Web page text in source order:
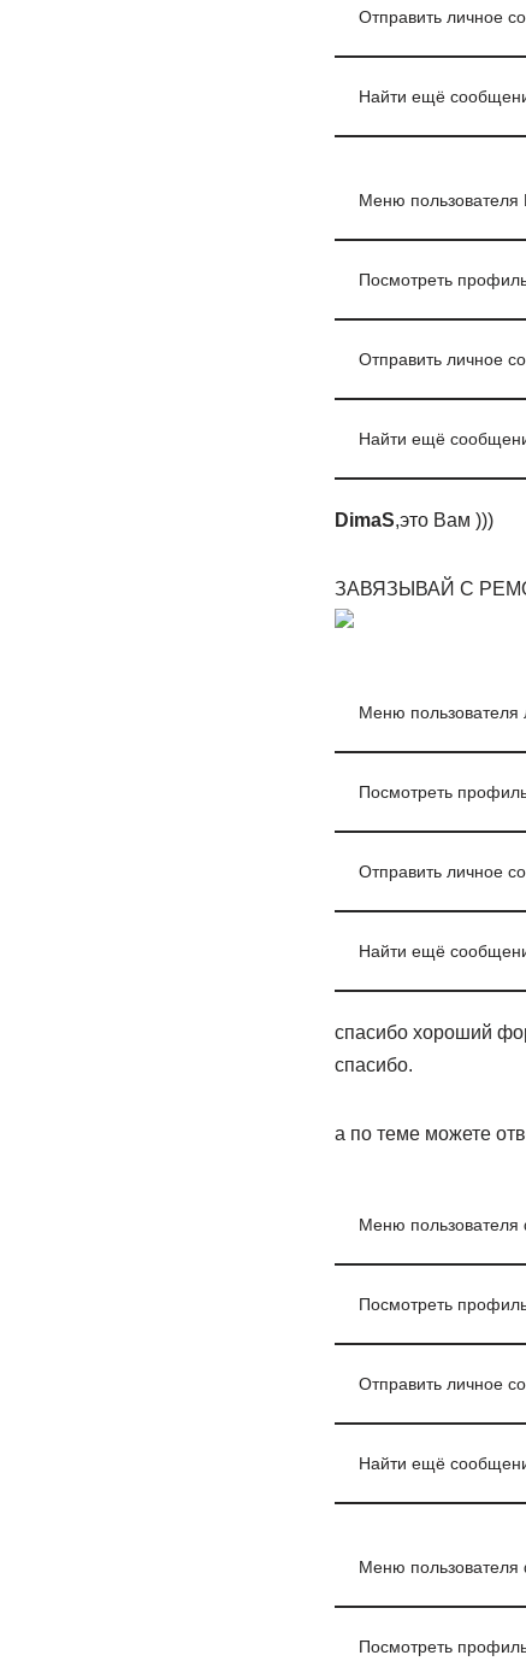
Отправить личное
Найти ещё
Меню пользователя
Посмотреть
Отправить личное
Найти ещё
DimaS,это Вам )))
ЗАВЯЗЫВАЙ С
Меню пользователя
Посмотреть
Отправить личное
Найти ещё
спасибо хороший
спасибо.
а по теме можете
Меню пользователя
Посмотреть
Отправить личное
Найти ещё
Меню пользователя
Посмотреть